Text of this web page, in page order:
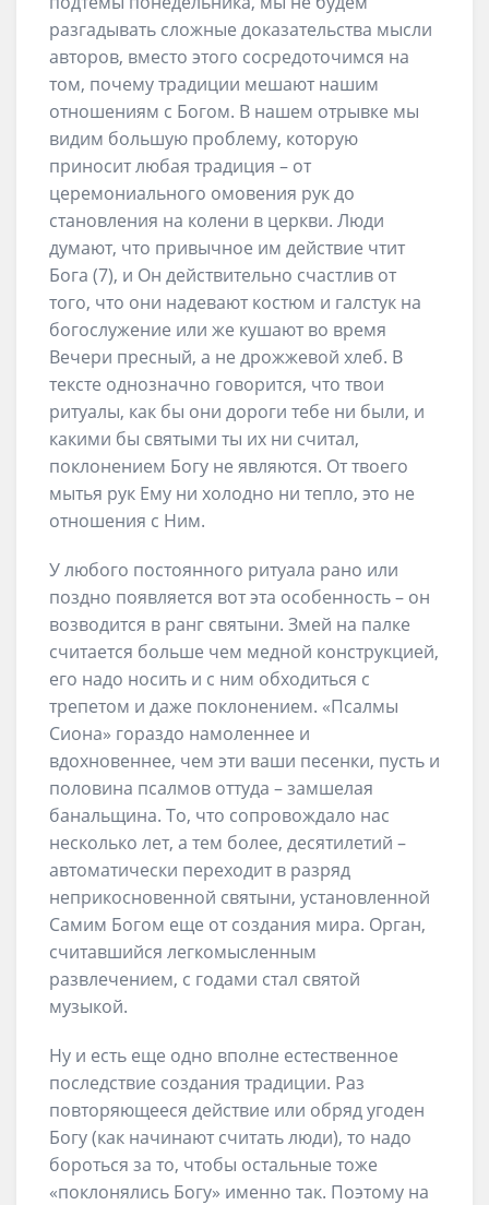
разгадывать сложные доказательства мысли
авторов, вместо этого сосредоточимся на
том, почему традиции мешают нашим
отношениям с Богом. В нашем отрывке мы
видим большую проблему, которую
приносит любая традиция – от
церемониального омовения рук до
становления на колени в церкви. Люди
думают, что привычное им действие чтит
Бога (7), и Он действительно счастлив от
того, что они надевают костюм и галстук на
богослужение или же кушают во время
Вечери пресный, а не дрожжевой хлеб. В
тексте однозначно говорится, что твои
ритуалы, как бы они дороги тебе ни были, и
какими бы святыми ты их ни считал,
поклонением Богу не являются. От твоего
мытья рук Ему ни холодно ни тепло, это не
отношения с Ним.
У любого постоянного ритуала рано или
поздно появляется вот эта особенность – он
возводится в ранг святыни. Змей на палке
считается больше чем медной конструкцией,
его надо носить и с ним обходиться с
трепетом и даже поклонением. «Псалмы
Сиона» гораздо намоленнее и
вдохновеннее, чем эти ваши песенки, пусть и
половина псалмов оттуда – замшелая
банальщина. То, что сопровождало нас
несколько лет, а тем более, десятилетий –
автоматически переходит в разряд
неприкосновенной святыни, установленной
Самим Богом еще от создания мира. Орган,
считавшийся легкомысленным
развлечением, с годами стал святой
музыкой.
Ну и есть еще одно вполне естественное
последствие создания традиции. Раз
повторяющееся действие или обряд угоден
Богу (как начинают считать люди), то надо
бороться за то, чтобы остальные тоже
«поклонялись Богу» именно так. Поэтому на